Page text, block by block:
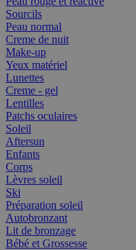
Sourcils
Peau normal
Creme de nuit
Make-up
Yeux matériel
Lunettes
Creme - gel
Lentilles
Patchs oculaires
Soleil
Aftersun
Enfants
Corps
Lèvres soleil
Ski
Préparation soleil
Autobronzant
Lit de bronzage
Bébé et Grossesse